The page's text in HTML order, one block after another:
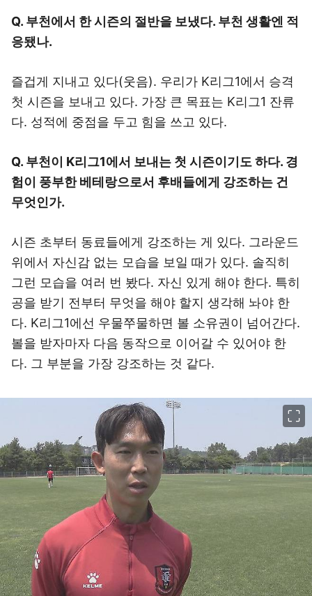
Q. 부천에서 한 시즌의 절반을 보냈다. 부천 생활엔 적
응됐나.
즐겁게 지내고 있다(웃음). 우리가 K리그1에서 승격
첫 시즌을 보내고 있다. 가장 큰 목표는 K리그1 잔류
다. 성적에 중점을 두고 힘을 쓰고 있다.
Q. 부천이 K리그1에서 보내는 첫 시즌이기도 하다. 경
험이 풍부한 베테랑으로서 후배들에게 강조하는 건
무엇인가.
시즌 초부터 동료들에게 강조하는 게 있다. 그라운드
위에서 자신감 없는 모습을 보일 때가 있다. 솔직히
그런 모습을 여러 번 봤다. 자신 있게 해야 한다. 특히
공을 받기 전부터 무엇을 해야 할지 생각해 놔야 한
다. K리그1에선 우물쭈물하면 볼 소유권이 넘어간다.
볼을 받자마자 다음 동작으로 이어갈 수 있어야 한
다. 그 부분을 가장 강조하는 것 같다.